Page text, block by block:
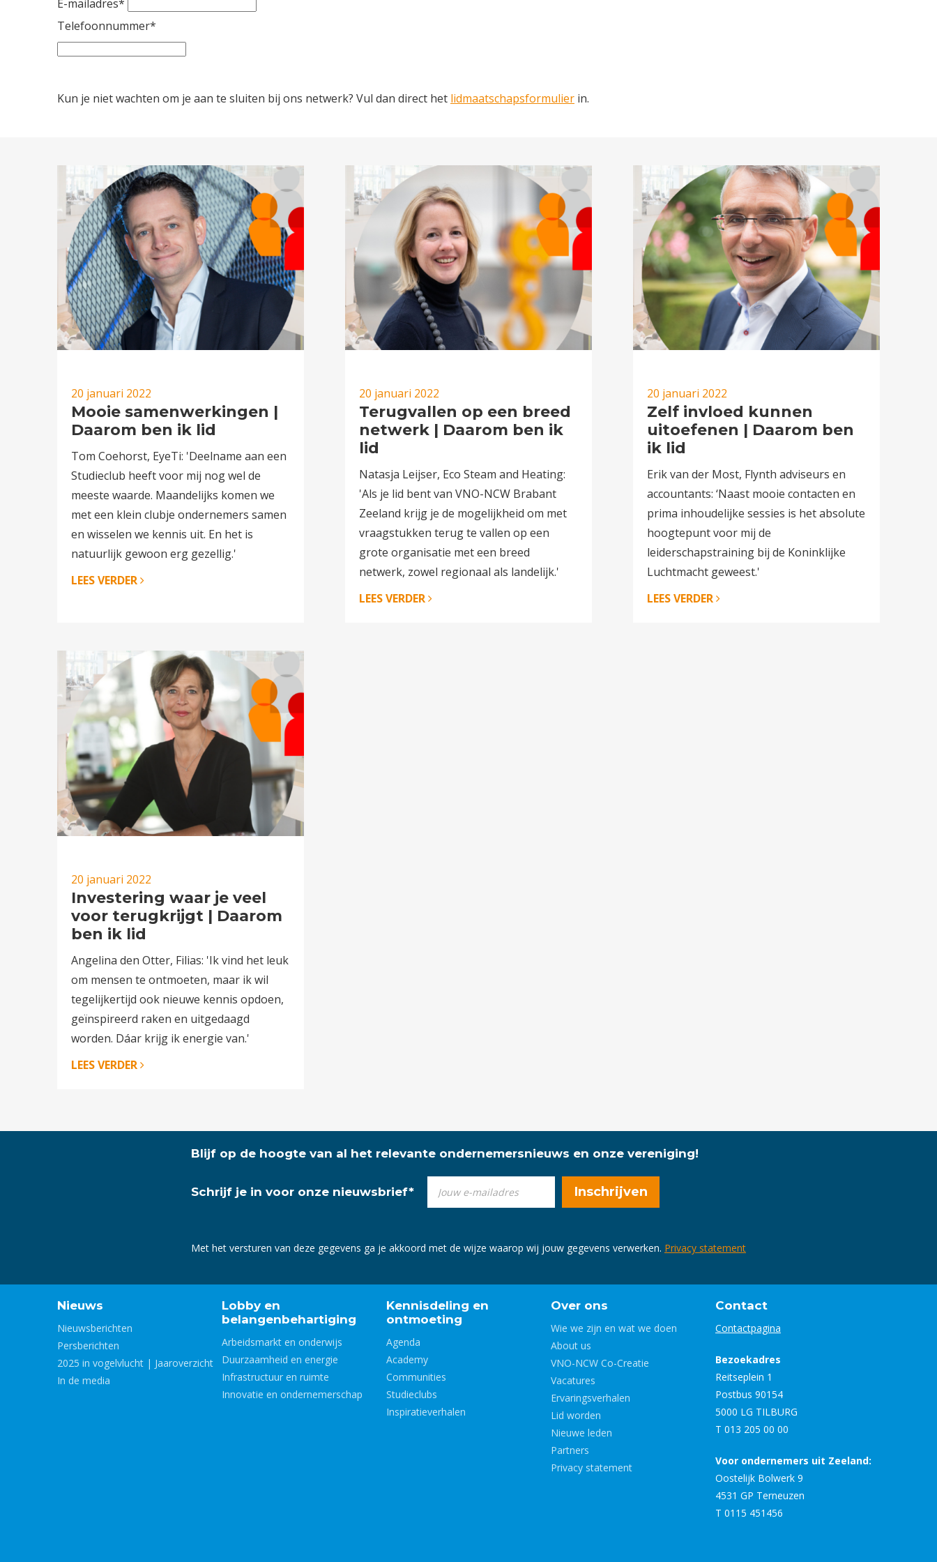
E-mailadres*
Telefoonnummer*
Kun je niet wachten om je aan te sluiten bij ons netwerk? Vul dan direct het lidmaatschapsformulier in.
20 januari 2022
Mooie samenwerkingen |
Daarom ben ik lid
Tom Coehorst, EyeTi: 'Deelname aan een
Studieclub heeft voor mij nog wel de
meeste waarde. Maandelijks komen we
met een klein clubje ondernemers samen
en wisselen we kennis uit. En het is
natuurlijk gewoon erg gezellig.'
LEES VERDER
20 januari 2022
Terugvallen op een breed
netwerk | Daarom ben ik
lid
Natasja Leijser, Eco Steam and Heating:
'Als je lid bent van VNO-NCW Brabant
Zeeland krijg je de mogelijkheid om met
vraagstukken terug te vallen op een
grote organisatie met een breed
netwerk, zowel regionaal als landelijk.'
LEES VERDER
20 januari 2022
Zelf invloed kunnen
uitoefenen | Daarom ben
ik lid
Erik van der Most, Flynth adviseurs en
accountants: ‘Naast mooie contacten en
prima inhoudelijke sessies is het absolute
hoogtepunt voor mij de
leiderschapstraining bij de Koninklijke
Luchtmacht geweest.'
LEES VERDER
20 januari 2022
Investering waar je veel
voor terugkrijgt | Daarom
ben ik lid
Angelina den Otter, Filias: 'Ik vind het leuk
om mensen te ontmoeten, maar ik wil
tegelijkertijd ook nieuwe kennis opdoen,
geïnspireerd raken en uitgedaagd
worden. Dáar krijg ik energie van.'
LEES VERDER
Blijf op de hoogte van al het relevante ondernemersnieuws en onze vereniging!
Schrijf je in voor onze nieuwsbrief*
Met het versturen van deze gegevens ga je akkoord met de wijze waarop wij jouw gegevens verwerken. Privacy statement
Nieuws
Nieuwsberichten
Persberichten
2025 in vogelvlucht | Jaaroverzicht
In de media
Lobby en
belangenbehartiging
Arbeidsmarkt en onderwijs
Duurzaamheid en energie
Infrastructuur en ruimte
Innovatie en ondernemerschap
Kennisdeling en
ontmoeting
Agenda
Academy
Communities
Studieclubs
Inspiratieverhalen
Over ons
Wie we zijn en wat we doen
About us
VNO-NCW Co-Creatie
Vacatures
Ervaringsverhalen
Lid worden
Nieuwe leden
Partners
Privacy statement
Contact
Contactpagina
Bezoekadres
Reitseplein 1
Postbus 90154
5000 LG TILBURG
T 013 205 00 00
Voor ondernemers uit Zeeland:
Oostelijk Bolwerk 9
4531 GP Terneuzen
T 0115 451456